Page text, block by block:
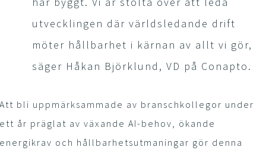
utvecklingen där världsledande drift
möter hållbarhet i kärnan av allt vi gör,
säger Håkan Björklund, VD på Conapto.
Att bli uppmärksammade av branschkollegor under
ett år präglat av växande AI-behov, ökande
energikrav och hållbarhetsutmaningar gör denna